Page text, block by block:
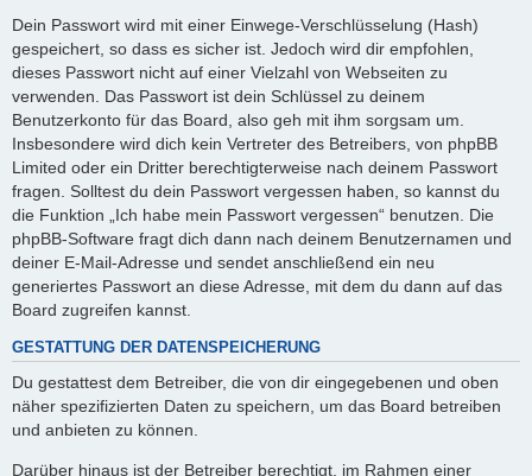
Dein Passwort wird mit einer Einwege-Verschlüsselung (Hash)
gespeichert, so dass es sicher ist. Jedoch wird dir empfohlen,
dieses Passwort nicht auf einer Vielzahl von Webseiten zu
verwenden. Das Passwort ist dein Schlüssel zu deinem
Benutzerkonto für das Board, also geh mit ihm sorgsam um.
Insbesondere wird dich kein Vertreter des Betreibers, von phpBB
Limited oder ein Dritter berechtigterweise nach deinem Passwort
fragen. Solltest du dein Passwort vergessen haben, so kannst du
die Funktion „Ich habe mein Passwort vergessen“ benutzen. Die
phpBB-Software fragt dich dann nach deinem Benutzernamen und
deiner E-Mail-Adresse und sendet anschließend ein neu
generiertes Passwort an diese Adresse, mit dem du dann auf das
Board zugreifen kannst.
GESTATTUNG DER DATENSPEICHERUNG
Du gestattest dem Betreiber, die von dir eingegebenen und oben
näher spezifizierten Daten zu speichern, um das Board betreiben
und anbieten zu können.
Darüber hinaus ist der Betreiber berechtigt, im Rahmen einer